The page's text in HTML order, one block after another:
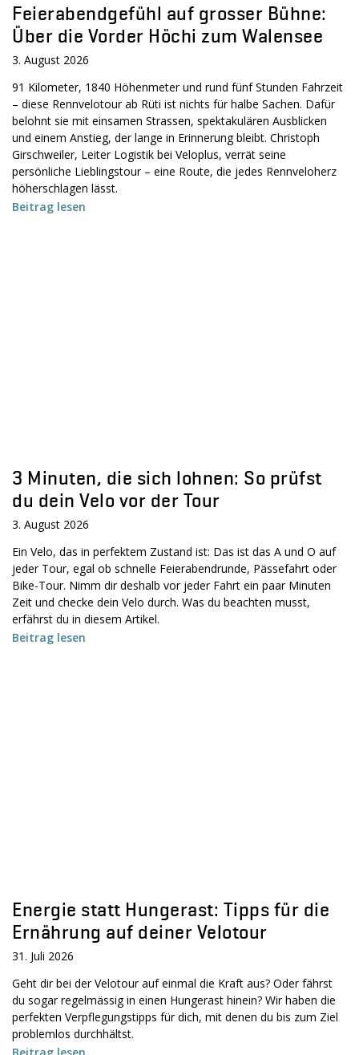
Feierabendgefühl auf grosser Bühne:
Über die Vorder Höchi zum Walensee
3. August 2026
91 Kilometer, 1840 Höhenmeter und rund fünf Stunden Fahrzeit
– diese Rennvelotour ab Rüti ist nichts für halbe Sachen. Dafür
belohnt sie mit einsamen Strassen, spektakulären Ausblicken
und einem Anstieg, der lange in Erinnerung bleibt. Christoph
Girschweiler, Leiter Logistik bei Veloplus, verrät seine
persönliche Lieblingstour – eine Route, die jedes Rennveloherz
höherschlagen lässt.
Beitrag lesen
3 Minuten, die sich lohnen: So prüfst
du dein Velo vor der Tour
3. August 2026
Ein Velo, das in perfektem Zustand ist: Das ist das A und O auf
jeder Tour, egal ob schnelle Feierabendrunde, Pässefahrt oder
Bike-Tour. Nimm dir deshalb vor jeder Fahrt ein paar Minuten
Zeit und checke dein Velo durch. Was du beachten musst,
erfährst du in diesem Artikel.
Beitrag lesen
Energie statt Hungerast: Tipps für die
Ernährung auf deiner Velotour
31. Juli 2026
Geht dir bei der Velotour auf einmal die Kraft aus? Oder fährst
du sogar regelmässig in einen Hungerast hinein? Wir haben die
perfekten Verpflegungstipps für dich, mit denen du bis zum Ziel
problemlos durchhältst.